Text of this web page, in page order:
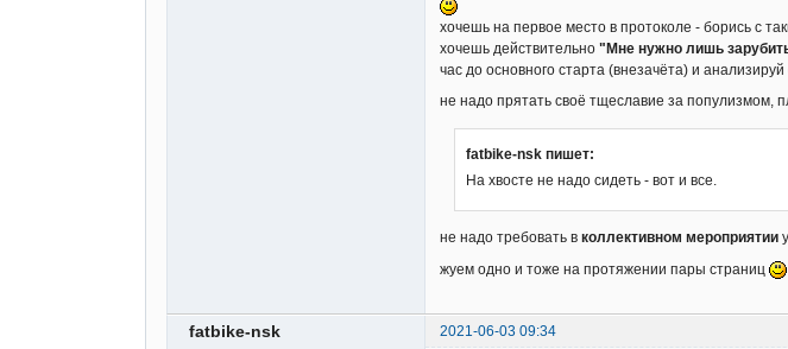
хочешь на первое место в протоколе - борись с
хочешь действительно "Мне нужно лишь
час до основного старта (внезачёта) и
не надо прятать своё тщеславие за популизмом,
fatbike-nsk пишет:
На хвосте не надо сидеть - вот и все.
не надо требовать в коллективном мероприятии
жуем одно и тоже на протяжении пары страниц
fatbike-nsk 2021-06-03 09:34